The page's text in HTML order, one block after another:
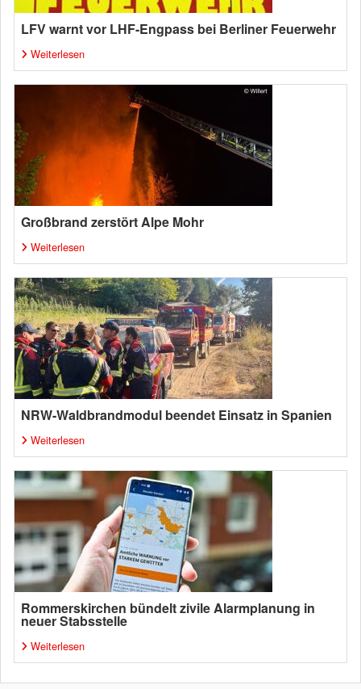
LFV warnt vor LHF-Engpass bei Berliner Feuerwehr
Weiterlesen
Großbrand zerstört Alpe Mohr
Weiterlesen
NRW-Waldbrandmodul beendet Einsatz in Spanien
Weiterlesen
Rommerskirchen bündelt zivile Alarmplanung in
neuer Stabsstelle
Weiterlesen